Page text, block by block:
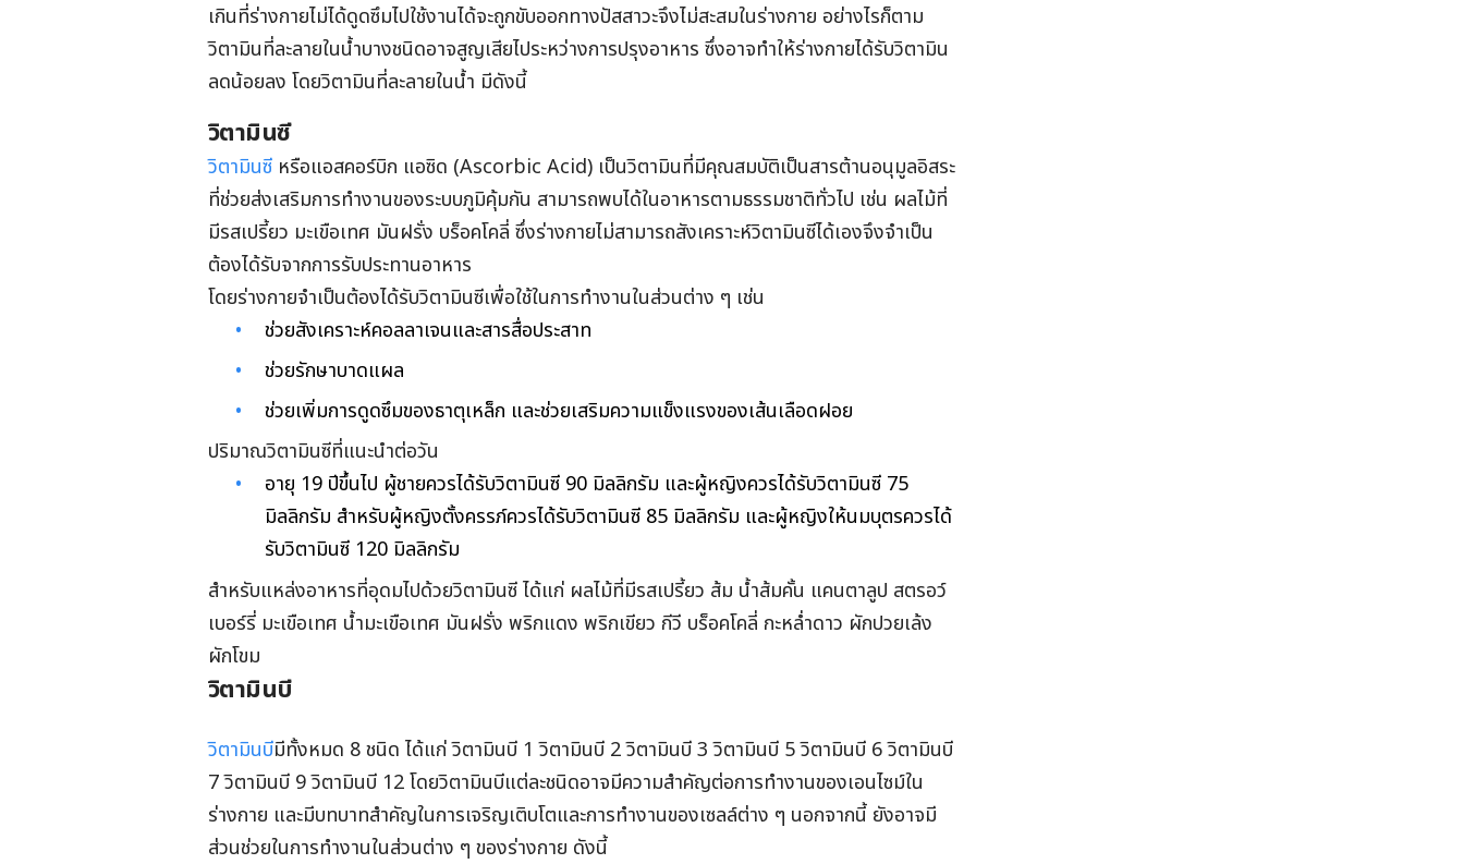
เกินที่ร่างกายไม่ได้ดูดซึมไปใช้งานได้จะถูกขับออกทางปัสสาวะจึงไม่สะสมในร่างกาย อย่างไรก็ตาม
วิตามินที่ละลายในน้ำบางชนิดอาจสูญเสียไประหว่างการปรุงอาหาร ซึ่งอาจทำให้ร่างกายได้รับวิตามิน
ลดน้อยลง โดยวิตามินที่ละลายในน้ำ มีดังนี้
วิตามินซี
วิตามินซี หรือแอสคอร์บิก แอซิด (Ascorbic Acid) เป็นวิตามินที่มีคุณสมบัติเป็นสารต้านอนุมูลอิสระ
ที่ช่วยส่งเสริมการทำงานของระบบภูมิคุ้มกัน สามารถพบได้ในอาหารตามธรรมชาติทั่วไป เช่น ผลไม้ที่
มีรสเปรี้ยว มะเขือเทศ มันฝรั่ง บร็อคโคลี่ ซึ่งร่างกายไม่สามารถสังเคราะห์วิตามินซีได้เองจึงจำเป็น
ต้องได้รับจากการรับประทานอาหาร
โดยร่างกายจำเป็นต้องได้รับวิตามินซีเพื่อใช้ในการทำงานในส่วนต่าง ๆ เช่น
ช่วยสังเคราะห์คอลลาเจนและสารสื่อประสาท
ช่วยรักษาบาดแผล
ช่วยเพิ่มการดูดซึมของธาตุเหล็ก และช่วยเสริมความแข็งแรงของเส้นเลือดฝอย
ปริมาณวิตามินซีที่แนะนำต่อวัน
อายุ 19 ปีขึ้นไป ผู้ชายควรได้รับวิตามินซี 90 มิลลิกรัม และผู้หญิงควรได้รับวิตามินซี 75
มิลลิกรัม สำหรับผู้หญิงตั้งครรภ์ควรได้รับวิตามินซี 85 มิลลิกรัม และผู้หญิงให้นมบุตรควรได้
รับวิตามินซี 120 มิลลิกรัม
สำหรับแหล่งอาหารที่อุดมไปด้วยวิตามินซี ได้แก่ ผลไม้ที่มีรสเปรี้ยว ส้ม น้ำส้มคั้น แคนตาลูป สตรอว์
เบอร์รี่ มะเขือเทศ น้ำมะเขือเทศ มันฝรั่ง พริกแดง พริกเขียว กีวี บร็อคโคลี่ กะหล่ำดาว ผักปวยเล้ง
ผักโขม
วิตามินบี
วิตามินบีมีทั้งหมด 8 ชนิด ได้แก่ วิตามินบี 1 วิตามินบี 2 วิตามินบี 3 วิตามินบี 5 วิตามินบี 6 วิตามินบี
7 วิตามินบี 9 วิตามินบี 12 โดยวิตามินบีแต่ละชนิดอาจมีความสำคัญต่อการทำงานของเอนไซม์ใน
ร่างกาย และมีบทบาทสำคัญในการเจริญเติบโตและการทำงานของเซลล์ต่าง ๆ นอกจากนี้ ยังอาจมี
ส่วนช่วยในการทำงานในส่วนต่าง ๆ ของร่างกาย ดังนี้